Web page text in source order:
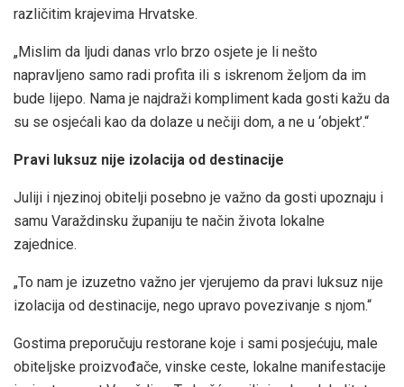
različitim krajevima Hrvatske.
„Mislim da ljudi danas vrlo brzo osjete je li nešto
napravljeno samo radi profita ili s iskrenom željom da im
bude lijepo. Nama je najdraži kompliment kada gosti kažu da
su se osjećali kao da dolaze u nečiji dom, a ne u ‘objekt’.“
Pravi luksuz nije izolacija od destinacije
Juliji i njezinoj obitelji posebno je važno da gosti upoznaju i
samu Varaždinsku županiju te način života lokalne
zajednice.
„To nam je izuzetno važno jer vjerujemo da pravi luksuz nije
izolacija od destinacije, nego upravo povezivanje s njom.“
Gostima preporučuju restorane koje i sami posjećuju, male
obiteljske proizvođače, vinske ceste, lokalne manifestacije